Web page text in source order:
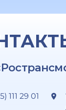
111 29 01